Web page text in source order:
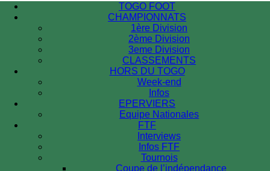
TOGO FOOT
CHAMPIONNATS
1ère Division
2ème Division
3eme Division
CLASSEMENTS
HORS DU TOGO
Week-end
Infos
EPERVIERS
Equipe Nationales
FTF
Interviews
Infos FTF
Tournois
Coupe de l’indépendance